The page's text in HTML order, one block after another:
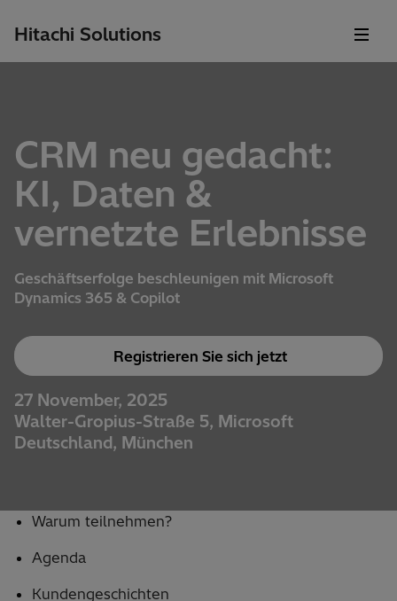
Hitachi Solutions
CRM neu gedacht:
KI, Daten &
vernetzte Erlebnisse
Geschäftserfolge beschleunigen mit Microsoft
Dynamics 365 & Copilot
Registrieren Sie sich jetzt
27 November, 2025
Walter-Gropius-Straße 5, Microsoft
Deutschland, München
Warum teilnehmen?
Agenda
Kundengeschichten